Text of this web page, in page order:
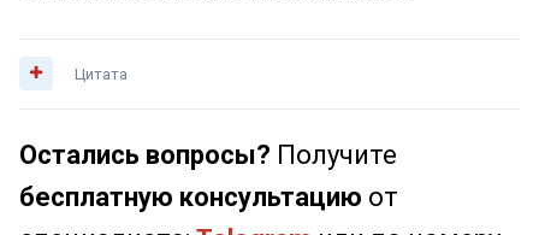
Цитата
Остались вопросы? Получите
бесплатную консультацию от